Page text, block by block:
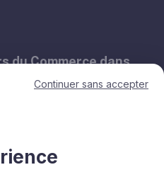
du Commerce dans
Paris
Continuer sans accepter